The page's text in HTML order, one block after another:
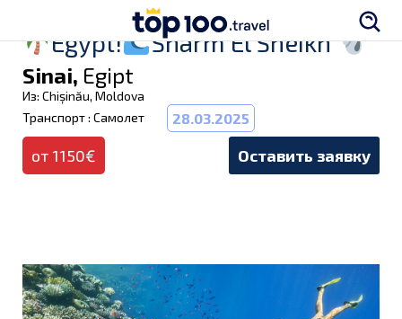
Egypt! Sharm El Sheikh
Sinai, Egipt
Из: Chișinău, Moldova
Транспорт : Самолет
28.03.2025
от 1150€ Оставить заявку